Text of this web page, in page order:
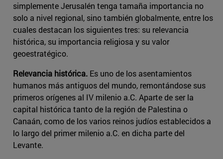
simplemente Jerusalén tenga tamaña importancia no
solo a nivel regional, sino también globalmente, entre los
cuales destacan los siguientes tres: su relevancia
histórica, su importancia religiosa y su valor
geoestratégico.
Relevancia histórica. Es uno de los asentamientos
humanos más antiguos del mundo, remontándose sus
primeros orígenes al IV milenio a.C. Aparte de ser la
capital histórica tanto de la región de Palestina o
Canaán, como de los varios reinos judíos establecidos a
lo largo del primer milenio a.C. en dicha parte del
Levante.